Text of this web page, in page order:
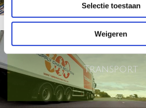
Selectie toestaan
Weigeren
Transport